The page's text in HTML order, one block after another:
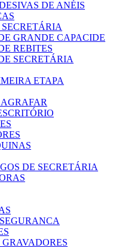
DE ANÉIS
GRANDE CAPACIDE
REBITES
SECRETÁRIA
ETAPA
DE SECRETÁRIA